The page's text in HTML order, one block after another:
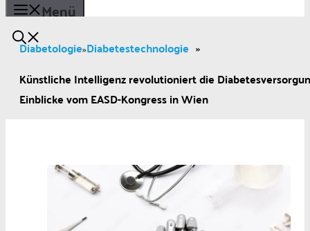
Menü
Diabetologie»Diabetestechnologie »
Künstliche Intelligenz revolutioniert die
Einblicke vom EASD-Kongress in Wien